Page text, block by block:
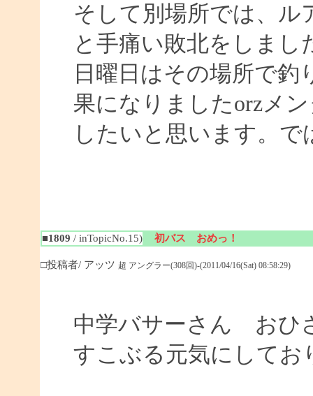
そして別場所では、ル
と手痛い敗北をしまし
日曜日はその場所で
果になりましたorzメ
したいと思います。で
■1809 / inTopicNo.15) 初バス おめっ！
□投稿者/ アッツ 超 アングラー(308回)-(2011/04/16(Sat) 08:58:29)
中学バサーさん おひ
すこぶる元気にしてお